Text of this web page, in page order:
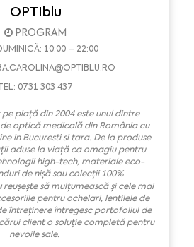
OPTIblu
PROGRAM
10:00 – 22:00
0731 303 437
pe piață din 2004este unul dintre
opticămedicalădin România cu
in Bucuresti si tara. De la produse
ții aduse la viațăca omagiu pentru
high-tech, materiale eco-
de nișăsau colecții 100%
reușește sămulțumească și cele mai
pentru ochelari, lentilelede
întreținereîntregesc portofoliul de
ărui client o soluție completăpentru
nevoile sale.